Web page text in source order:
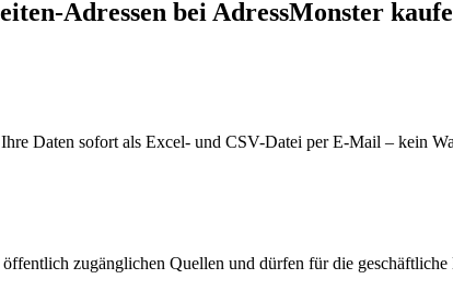
-Adressen bei AdressMonster
Daten sofort als Excel- und CSV-Datei per E-Mail – kein
zugänglichen Quellen und dürfen für die